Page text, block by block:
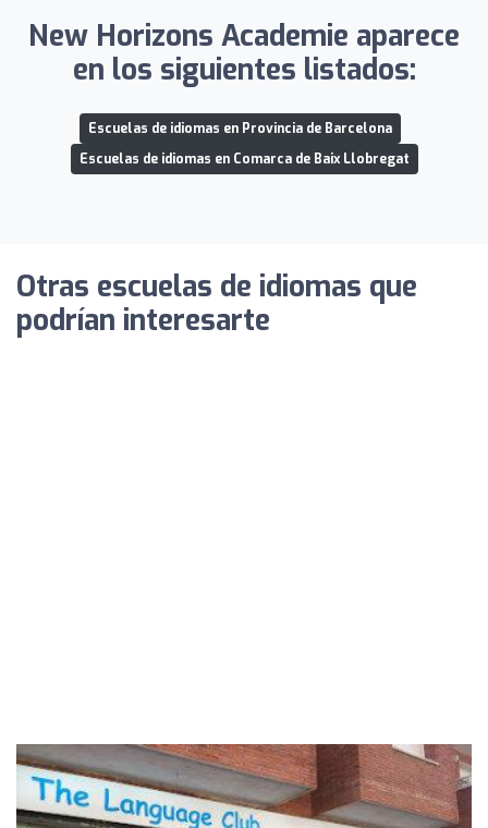
New Horizons Academie aparece
en los siguientes listados:
Escuelas de idiomas en Provincia de Barcelona
Escuelas de idiomas en Comarca de Baix Llobregat
Otras escuelas de idiomas que
podrían interesarte